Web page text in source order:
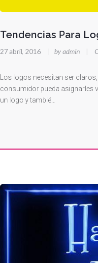
Tendencias Para
27 abril, 2016 | by admin |
Los logos necesitan ser
consumidor pueda asignarles
un logo y tambié…